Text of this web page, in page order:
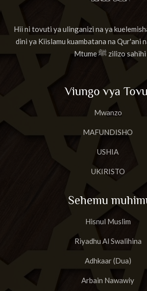
Hii ni tovuti ya ulinganizi na ya
dini ya Kiislamu kuambatana na Qur'ani
Mtume ﷺ zilizo sahihi
Viungo vya
Mwanzo
MAFUNDISHO
USHIA
UKIRISTO
Sehemu
Hisnul Muslim
Riyadhu Al Swalihina
Adhkaar (Dua)
Arbain Nawawiy